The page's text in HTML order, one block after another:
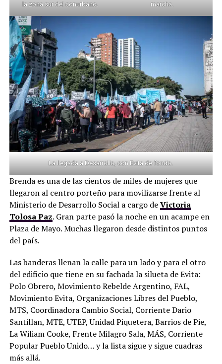
la zona sur del conurbano.
marcha.
La llegada a Desarrollo, con Evita de fondo.
Brenda es una de las cientos de miles de mujeres que
llegaron al centro porteño para movilizarse frente al
Ministerio de Desarrollo Social a cargo deVictoria
Tolosa Paz. Gran parte pasó la noche en un acampe en
Plaza de Mayo. Muchas llegaron desde distintos puntos
del país.
Las banderas llenan la calle para un lado y para el otro
del edificio que tiene en su fachada la silueta de Evita:
Polo Obrero, Movimiento Rebelde Argentino, FAL,
Movimiento Evita, Organizaciones Libres del Pueblo,
MTS, Coordinadora Cambio Social, Corriente Dario
Santillan, MTE, UTEP, Unidad Piquetera, Barrios de Pie,
La Wiliam Cooke, Frente Milagro Sala, MÁS, Corriente
Popular Pueblo Unido… y la lista sigue y sigue cuadras
más allá.